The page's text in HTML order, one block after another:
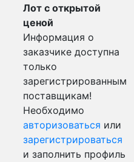
Лот с открытой
ценой
Информация о
заказчике доступна
только
зарегистрированным
поставщикам!
Необходимо
авторизоваться или
зарегистрироваться
и заполнить профиль